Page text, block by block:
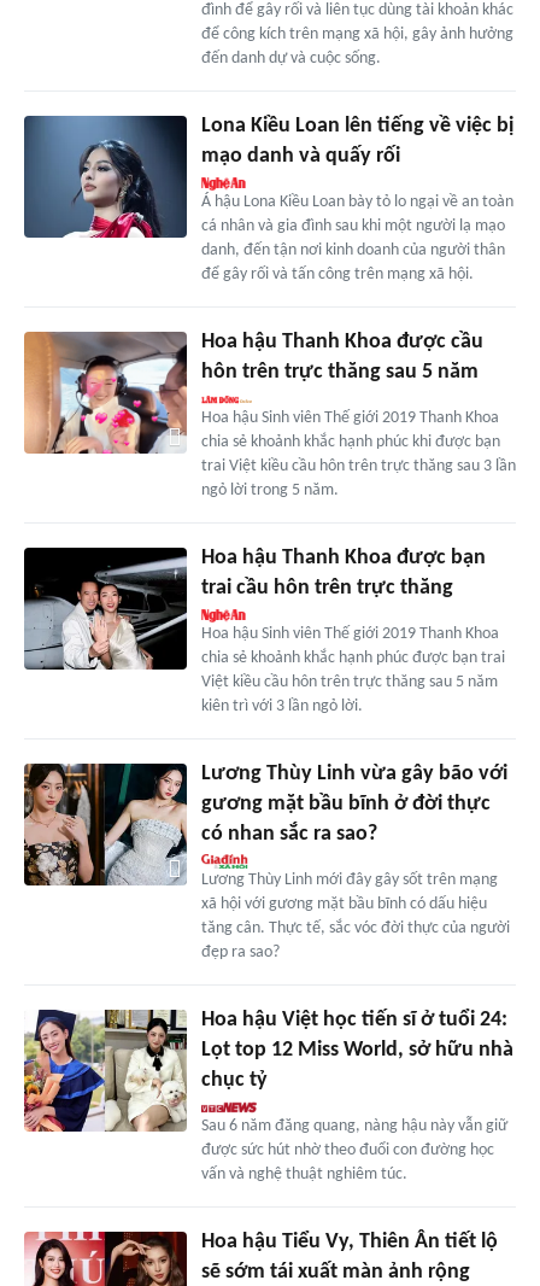
đình để gây rối và liên tục dùng tài khoản khác
để công kích trên mạng xã hội, gây ảnh hưởng
đến danh dự và cuộc sống.
Lona Kiều Loan lên tiếng về việc bị
mạo danh và quấy rối
Á hậu Lona Kiều Loan bày tỏ lo ngại về an toàn
cá nhân và gia đình sau khi một người lạ mạo
danh, đến tận nơi kinh doanh của người thân
để gây rối và tấn công trên mạng xã hội.
Hoa hậu Thanh Khoa được cầu
hôn trên trực thăng sau 5 năm
Hoa hậu Sinh viên Thế giới 2019 Thanh Khoa
chia sẻ khoảnh khắc hạnh phúc khi được bạn
trai Việt kiều cầu hôn trên trực thăng sau 3 lần
ngỏ lời trong 5 năm.
Hoa hậu Thanh Khoa được bạn
trai cầu hôn trên trực thăng
Hoa hậu Sinh viên Thế giới 2019 Thanh Khoa
chia sẻ khoảnh khắc hạnh phúc được bạn trai
Việt kiều cầu hôn trên trực thăng sau 5 năm
kiên trì với 3 lần ngỏ lời.
Lương Thùy Linh vừa gây bão với
gương mặt bầu bĩnh ở đời thực
có nhan sắc ra sao?
Lương Thùy Linh mới đây gây sốt trên mạng
xã hội với gương mặt bầu bĩnh có dấu hiệu
tăng cân. Thực tế, sắc vóc đời thực của người
đẹp ra sao?
Hoa hậu Việt học tiến sĩ ở tuổi 24:
Lọt top 12 Miss World, sở hữu nhà
chục tỷ
Sau 6 năm đăng quang, nàng hậu này vẫn giữ
được sức hút nhờ theo đuổi con đường học
vấn và nghệ thuật nghiêm túc.
Hoa hậu Tiểu Vy, Thiên Ân tiết lộ
sẽ sớm tái xuất màn ảnh rộng